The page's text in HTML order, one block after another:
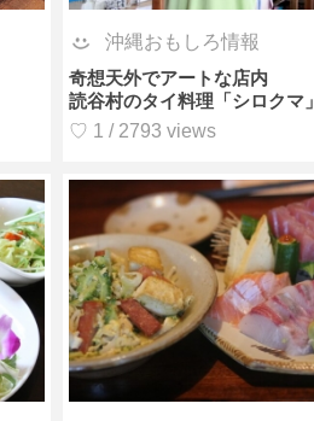
沖縄おもしろ情報
奇想天外でアートな店内
読谷村のタイ料理「シロクマ」
♡ 1 / 2793 views